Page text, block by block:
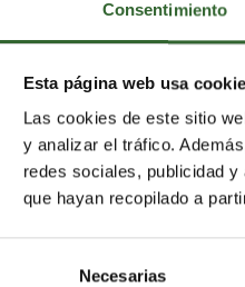
Consentimiento
Esta página web usa
Las cookies de este sitio
y analizar el tráfico.
redes sociales, publicidad
que hayan recopilado a
Necesarias